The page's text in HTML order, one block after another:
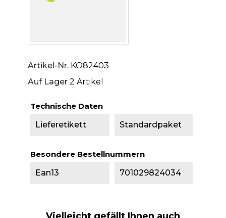
Artikel-Nr. KO82403
Auf Lager 2 Artikel
Technische Daten
Lieferetikett
Standardpaket
Besondere Bestellnummern
Ean13
701029824034